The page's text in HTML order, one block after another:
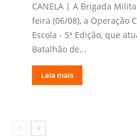
CANELA | A Brigada
feira (06/08), a Operação
Escola - 5ª Edição, que
Batalhão de...
Leia mais